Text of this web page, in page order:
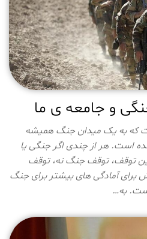
و جامعه ی ما
که به یک میدان جنگ همیشه
است. هر از چندی اگر جنگی یا
توقف، توقف جنگ نه، توقف
برای آمادگی های بیشتر برای جنگ
به…